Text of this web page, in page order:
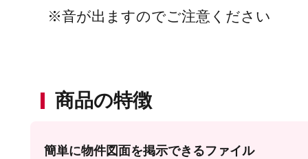
※音が出ますのでご注意ください
商品の特徴
簡単に物件図面を掲示できるファイル